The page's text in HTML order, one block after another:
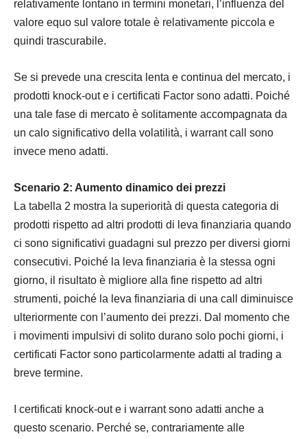
relativamente lontano in termini monetari, l’influenza del
valore equo sul valore totale è relativamente piccola e
quindi trascurabile.
Se si prevede una crescita lenta e continua del mercato, i
prodotti knock-out e i certificati Factor sono adatti. Poiché
una tale fase di mercato è solitamente accompagnata da
un calo significativo della volatilità, i warrant call sono
invece meno adatti.
Scenario 2: Aumento dinamico dei prezzi
La tabella 2 mostra la superiorità di questa categoria di
prodotti rispetto ad altri prodotti di leva finanziaria quando
ci sono significativi guadagni sul prezzo per diversi giorni
consecutivi. Poiché la leva finanziaria è la stessa ogni
giorno, il risultato è migliore alla fine rispetto ad altri
strumenti, poiché la leva finanziaria di una call diminuisce
ulteriormente con l’aumento dei prezzi. Dal momento che
i movimenti impulsivi di solito durano solo pochi giorni, i
certificati Factor sono particolarmente adatti al trading a
breve termine.
I certificati knock-out e i warrant sono adatti anche a
questo scenario. Perché se, contrariamente alle